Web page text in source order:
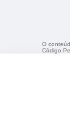
O
Código